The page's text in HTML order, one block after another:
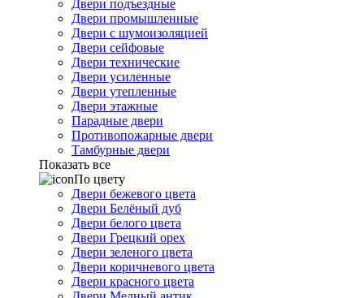
Двери подъездные
Двери промышленные
Двери с шумоизоляцией
Двери сейфовые
Двери технические
Двери усиленные
Двери утепленные
Двери этажные
Парадные двери
Противопожарные двери
Тамбурные двери
Показать все
По цвету
Двери бежевого цвета
Двери Белёный дуб
Двери белого цвета
Двери Грецкий орех
Двери зеленого цвета
Двери коричневого цвета
Двери красного цвета